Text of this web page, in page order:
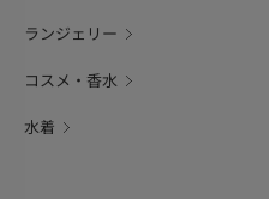
ランジェリー
コスメ・香水
水着